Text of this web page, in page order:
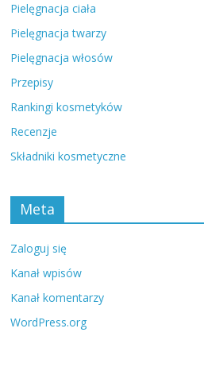
Pielęgnacja ciała
Pielęgnacja twarzy
Pielęgnacja włosów
Przepisy
Rankingi kosmetyków
Recenzje
Składniki kosmetyczne
Meta
Zaloguj się
Kanał wpisów
Kanał komentarzy
WordPress.org